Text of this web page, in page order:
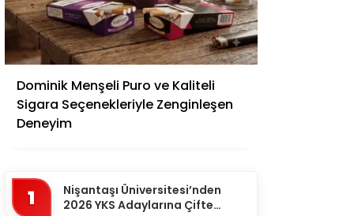
Dominik Menşeli Puro ve Kaliteli
Sigara Seçenekleriyle Zenginleşen
Deneyim
1
Nişantaşı Üniversitesi’nden
2026 YKS Adaylarına Çifte
Adana
Adıyaman
Afyonkarahisar
Aksaray
Amasya